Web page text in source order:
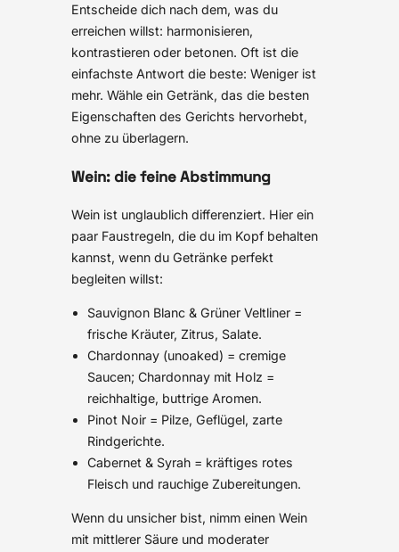
Entscheide dich nach dem, was du
erreichen willst: harmonisieren,
kontrastieren oder betonen. Oft ist die
einfachste Antwort die beste: Weniger ist
mehr. Wähle ein Getränk, das die besten
Eigenschaften des Gerichts hervorhebt,
ohne zu überlagern.
Wein: die feine Abstimmung
Wein ist unglaublich differenziert. Hier ein
paar Faustregeln, die du im Kopf behalten
kannst, wenn du Getränke perfekt
begleiten willst:
Sauvignon Blanc & Grüner Veltliner =
frische Kräuter, Zitrus, Salate.
Chardonnay (unoaked) = cremige
Saucen; Chardonnay mit Holz =
reichhaltige, buttrige Aromen.
Pinot Noir = Pilze, Geflügel, zarte
Rindgerichte.
Cabernet & Syrah = kräftiges rotes
Fleisch und rauchige Zubereitungen.
Wenn du unsicher bist, nimm einen Wein
mit mittlerer Säure und moderater